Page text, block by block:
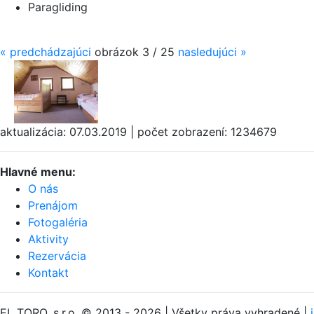
Paragliding
« predchádzajúci obrázok 3 / 25 nasledujúci »
aktualizácia: 07.03.2019 | počet zobrazení: 1234679
Hlavné menu:
O nás
Prenájom
Fotogaléria
Aktivity
Rezervácia
Kontakt